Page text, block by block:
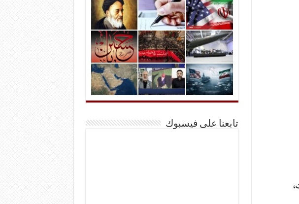
تابعنا على فيسبوك